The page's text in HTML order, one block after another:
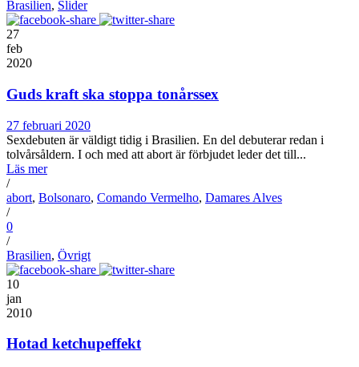
Brasilien, Slider
27
feb
2020
Guds kraft ska stoppa tonårssex
27 februari 2020
Sexdebuten är väldigt tidig i Brasilien. En del debuterar redan i
tolvårsåldern. I och med att abort är förbjudet leder det till...
Läs mer
/
abort, Bolsonaro, Comando Vermelho, Damares Alves
/
0
/
Brasilien, Övrigt
10
jan
2010
Hotad ketchupeffekt